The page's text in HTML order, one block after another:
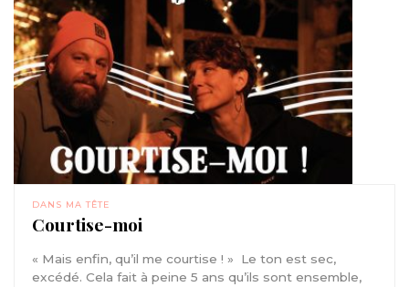
DANS MA TÊTE
Courtise-moi
« Mais enfin, qu’il me courtise ! » Le ton est sec,
excédé. Cela fait à peine 5 ans qu’ils sont ensemble,